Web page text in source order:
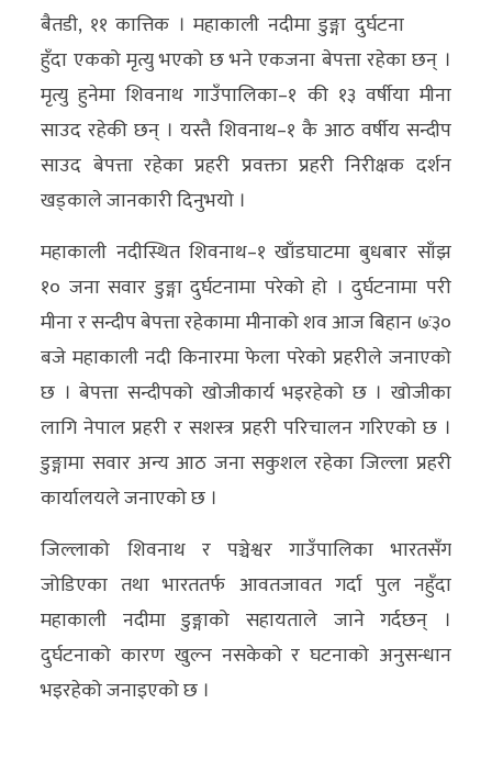
अर्थ/
वाणिज्य
मनाेरञ्जन
विज्ञान
प्रविधि
अन्तरर्वार्ता
विचार/
ब्लग
खेलकुद
रोचक
अन्य
क्लिक
खबर
विशेष
राशिफल
बैतडी, ११ कात्तिक । महाकाली नदीमा डुङ्गा दुर्घटना
हुँदा एकको मृत्यु भएको छ भने एकजना बेपत्ता रहेका छन् ।
मृत्यु हुनेमा शिवनाथ गाउँपालिका–१ की १३ वर्षीया मीना
साउद रहेकी छन् । यस्तै शिवनाथ–१ कै आठ वर्षीय सन्दीप
साउद बेपत्ता रहेका प्रहरी प्रवक्ता प्रहरी निरीक्षक दर्शन
खड्काले जानकारी दिनुभयो ।
महाकाली नदीस्थित शिवनाथ–१ खाँडघाटमा बुधबार साँझ
१० जना सवार डुङ्गा दुर्घटनामा परेको हो । दुर्घटनामा परी
मीना र सन्दीप बेपत्ता रहेकामा मीनाको शव आज बिहान ७ः३०
बजे महाकाली नदी किनारमा फेला परेको प्रहरीले जनाएको
छ । बेपत्ता सन्दीपको खोजीकार्य भइरहेको छ । खोजीका
लागि नेपाल प्रहरी र सशस्त्र प्रहरी परिचालन गरिएको छ ।
डुङ्गामा सवार अन्य आठ जना सकुशल रहेका जिल्ला प्रहरी
कार्यालयले जनाएको छ ।
जिल्लाको शिवनाथ र पञ्चेश्वर गाउँपालिका भारतसँग
जोडिएका तथा भारततर्फ आवतजावत गर्दा पुल नहुँदा
महाकाली नदीमा डुङ्गाको सहायताले जाने गर्दछन् ।
दुर्घटनाको कारण खुल्न नसकेको र घटनाको अनुसन्धान
भइरहेको जनाइएको छ ।